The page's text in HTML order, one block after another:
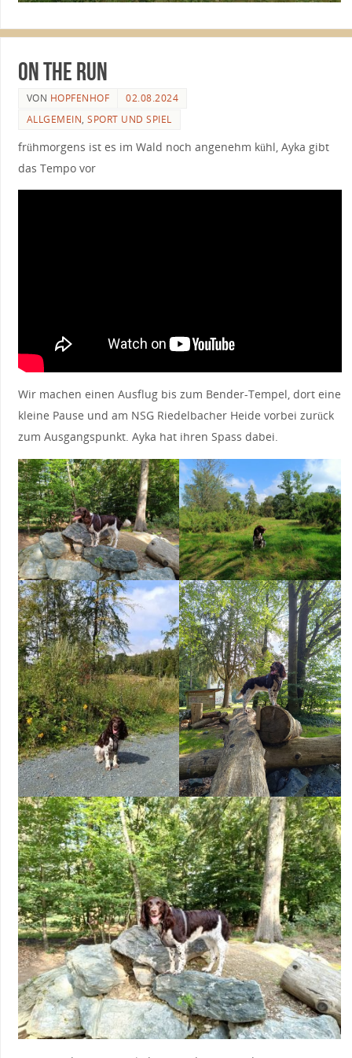
on the run
VON HOPFENHOF
02.08.2024
ALLGEMEIN,SPORT UND SPIEL
frühmorgens ist es im Wald noch angenehm kühl, Ayka gibt
das Tempo vor
Wir machen einen Ausflug bis zum Bender-Tempel, dort eine
kleine Pause und am NSG Riedelbacher Heide vorbei zurück
zum Ausgangspunkt. Ayka hat ihren Spass dabei.